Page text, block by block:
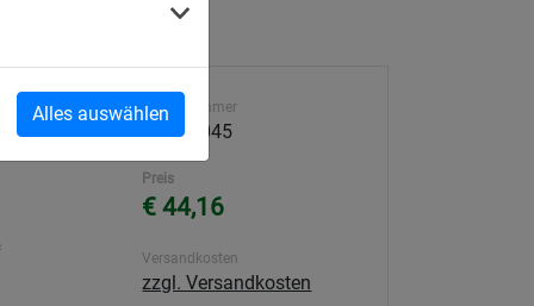
Alles auswählenArtikelnummer
20411-045
Preis
€ 44,16
Versandkosten
zzgl. Versandkosten